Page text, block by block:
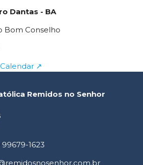
Dantas - BA
Bom Conselho
↗
Remidos no Senhor
99679-1623